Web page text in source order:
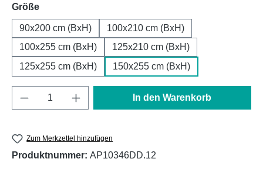
Größeauswählen
90x200 cm (BxH)
100x210 cm (BxH)
100x255 cm (BxH)
125x210 cm (BxH)
125x255 cm (BxH)
150x255 cm (BxH)
Produkt Anzahl: Gib den gewünschten
In den Warenkorb
Zum Merkzettel hinzufügen
Produktnummer: AP10346DD.12